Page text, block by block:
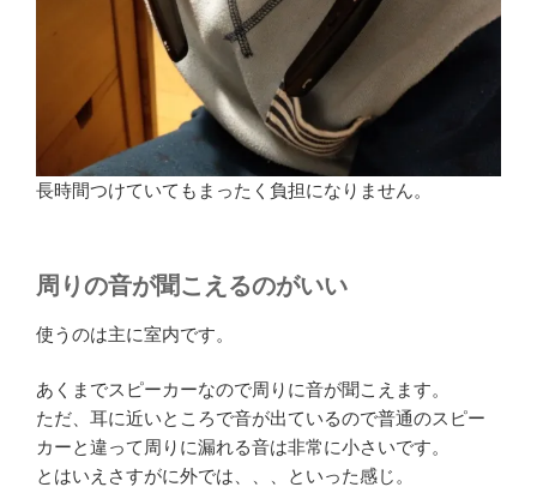
長時間つけていてもまったく負担になりません。
周りの音が聞こえるのがいい
使うのは主に室内です。
あくまでスピーカーなので周りに音が聞こえます。
ただ、耳に近いところで音が出ているので普通のスピー
カーと違って周りに漏れる音は非常に小さいです。
とはいえさすがに外では、、、といった感じ。